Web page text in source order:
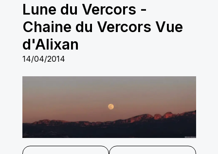
Lune du Vercors -
Chaine du Vercors Vue
d'Alixan
14/04/2014